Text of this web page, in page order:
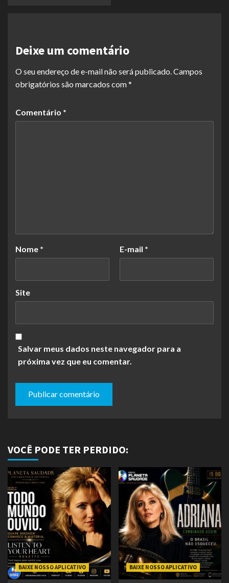
Deixe um comentário
O seu endereço de e-mail não será publicado. Campos
obrigatórios são marcados com*
Comentário *
Nome * E-mail *
Site
Salvar meus dados neste navegador para a
próxima vez que eu comentar.
VOCÊ PODE TER PERDIDO:
BAIXE NOSSO APLICATIVO BAIXE NOSSO APLICATIVO